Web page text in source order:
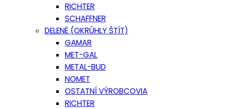
RICHTER
SCHAFFNER
DELENÉ (OKRÚHLY ŠTÍT)
GAMAR
MET-GAL
METAL-BUD
NOMET
OSTATNÍ VÝROBCOVIA
RICHTER